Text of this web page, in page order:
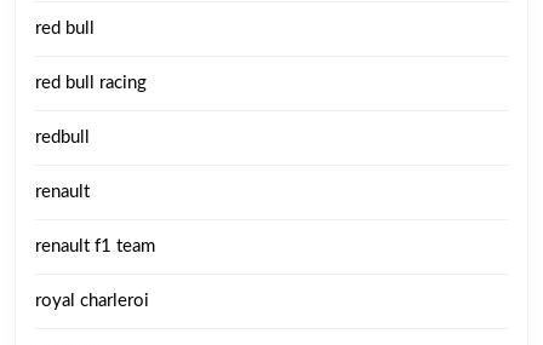
red bull
red bull racing
redbull
renault
renault f1 team
royal charleroi